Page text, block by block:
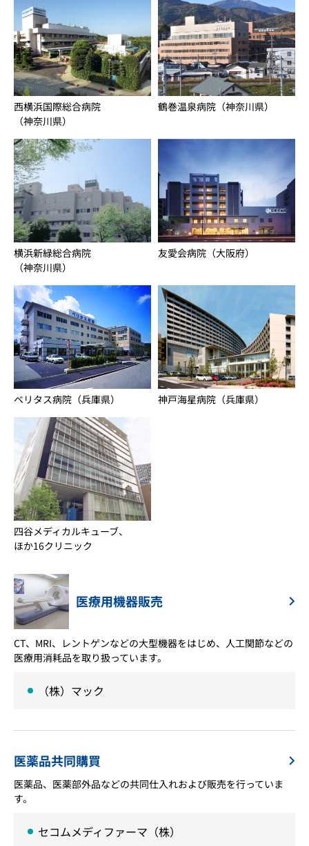
西横浜国際総合病院
（神奈川県）
鶴巻温泉病院（神奈川県）
横浜新緑総合病院
（神奈川県）
友愛会病院（大阪府）
ベリタス病院（兵庫県） 神戸海星病院（兵庫県）
四谷メディカルキューブ、
ほか16クリニック
医療用機器販売
CT、MRI、レントゲンなどの大型機器をはじめ、人工関節などの
医療用消耗品を取り扱っています。
（株）マック
医薬品共同購買
医薬品、医薬部外品などの共同仕入れおよび販売を行っていま
す。
セコムメディファーマ（株）